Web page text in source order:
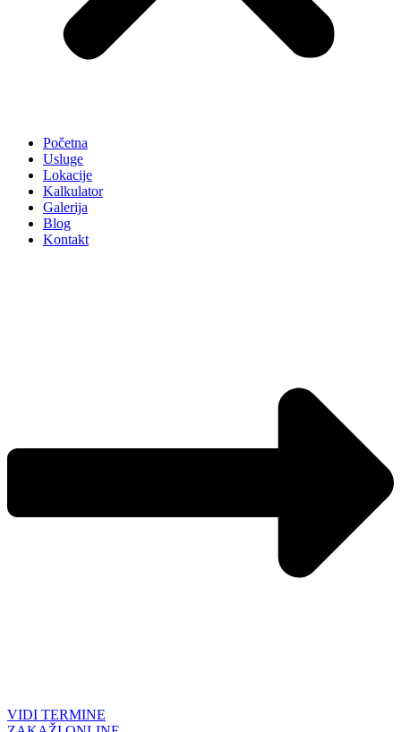
Početna
Usluge
Lokacije
Kalkulator
Galerija
Blog
Kontakt
VIDI TERMINE